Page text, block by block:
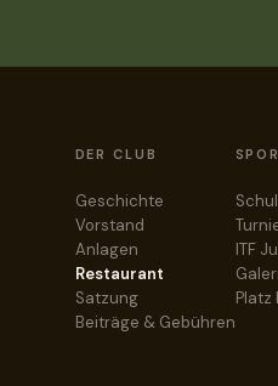
DER CLUB
Geschichte
Vorstand
Anlagen
Restaurant
Satzung
Beiträge & Gebühren
ITF
Platz